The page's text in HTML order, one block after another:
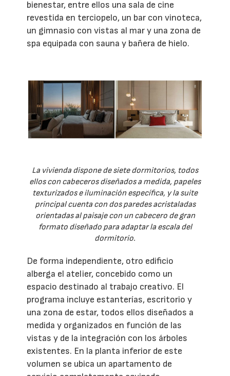
bienestar, entre ellos una sala de cine
revestida en terciopelo, un bar con vinoteca,
un gimnasio con vistas al mar y una zona de
spa equipada con sauna y bañera de hielo.
La vivienda dispone de siete dormitorios, todos
ellos con cabeceros diseñados a medida, papeles
texturizados e iluminación específica, y la suite
principal cuenta con dos paredes acristaladas
orientadas al paisaje con un cabecero de gran
formato diseñado para adaptar la escala del
dormitorio.
De forma independiente, otro edificio
alberga el atelier, concebido como un
espacio destinado al trabajo creativo. El
programa incluye estanterías, escritorio y
una zona de estar, todos ellos diseñados a
medida y organizados en función de las
vistas y de la integración con los árboles
existentes. En la planta inferior de este
volumen se ubica un apartamento de